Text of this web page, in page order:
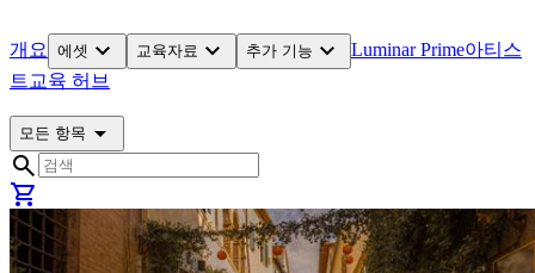
개요 에셋 expand_more 교육자료 expand_more 추가 기능 expand_more Luminar Prime아티스
트 교육 허브
모든 항목 arrow_drop_down
search
shopping_cart